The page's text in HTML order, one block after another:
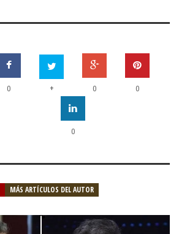
0 + 0 0
0
MÁS ARTÍCULOS DEL AUTOR